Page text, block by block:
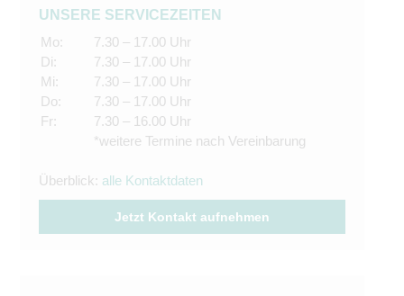
UNSERE SERVICEZEITEN
Mo:
Di:
Mi:
Do:
Fr:
7.30 – 17.00 Uhr
7.30 – 17.00 Uhr
7.30 – 17.00 Uhr
7.30 – 17.00 Uhr
7.30 – 16.00 Uhr
*weitere Termine nach Vereinbarung
Überblick: alle Kontaktdaten
Jetzt Kontakt aufnehmen